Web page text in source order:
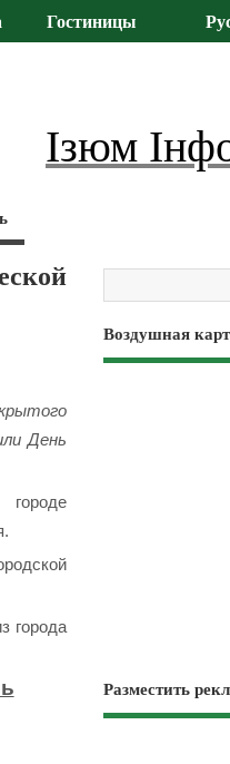
Гостиницы
Ізюм
День
города
Воздушная
Разместить